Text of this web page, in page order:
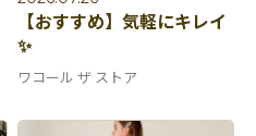
【おすすめ】気軽にキレイ
✨
ワコール ザ ストア